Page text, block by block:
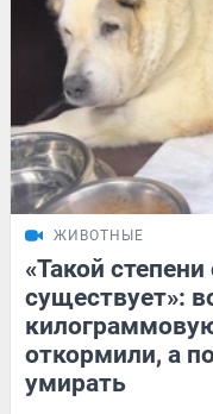
ЖИВОТНЫЕ
«Такой
существует»:
откормили, а
умирать